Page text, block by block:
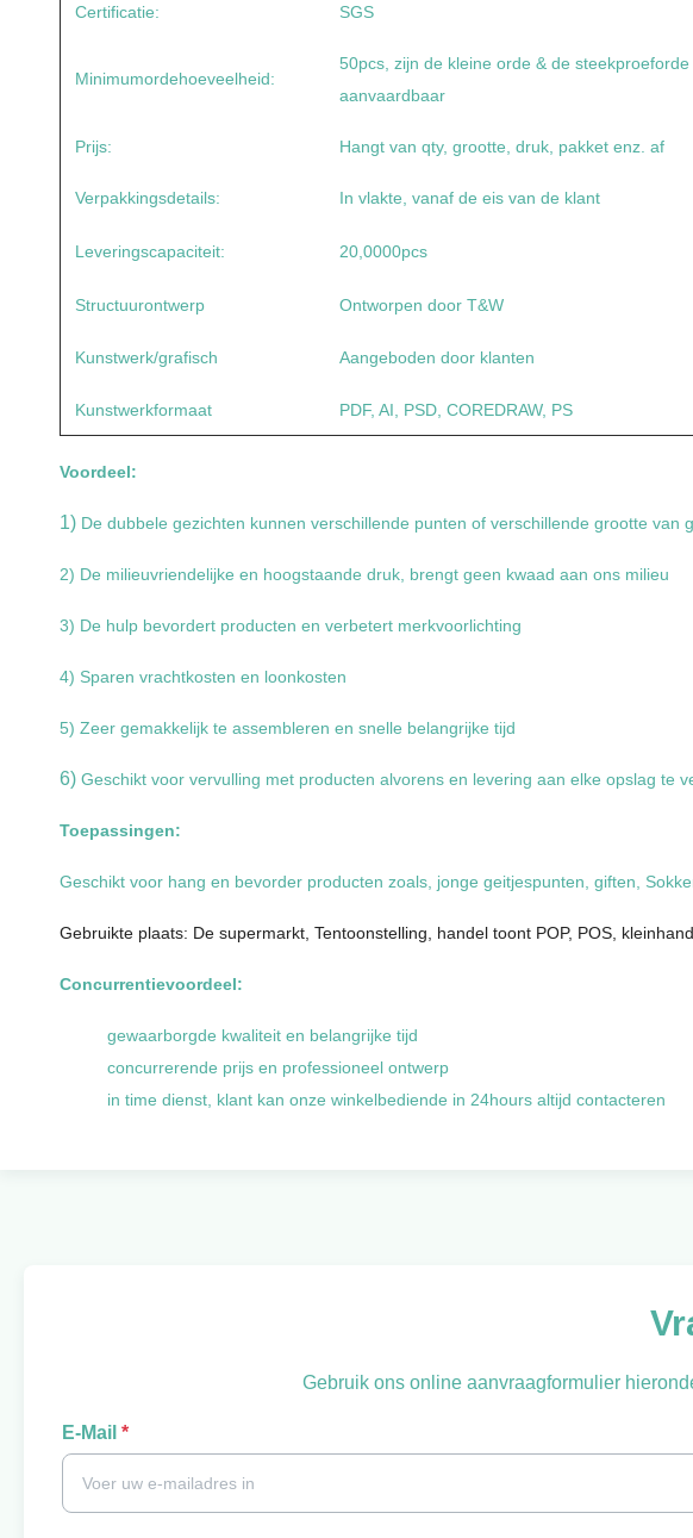
Certificatie: SGS
Minimumordehoeveelheid:
50pcs, zijn de kleine orde & de steekproeforde
aanvaardbaar
Prijs: Hangt van qty, grootte, druk, pakket enz. af
Verpakkingsdetails: In vlakte, vanaf de eis van de klant
Leveringscapaciteit: 20,0000pcs
Structuurontwerp Ontworpen door T&W
Kunstwerk/grafisch Aangeboden door klanten
Kunstwerkformaat PDF, AI, PSD, COREDRAW, PS
Voordeel:
1) De dubbele gezichten kunnen verschillende punten of verschillende grootte van
2) De milieuvriendelijke en hoogstaande druk, brengt geen kwaad aan ons milieu
3) De hulp bevordert producten en verbetert merkvoorlichting
4) Sparen vrachtkosten en loonkosten
5) Zeer gemakkelijk te assembleren en snelle belangrijke tijd
6) Geschikt voor vervulling met producten alvorens en levering aan elke opslag te
Toepassingen:
Geschikt voor hang en bevorder producten zoals, jonge geitjespunten, giften,
Gebruikte plaats: De supermarkt, Tentoonstelling, handel toont POP, POS,
Concurrentievoordeel:
gewaarborgde kwaliteit en belangrijke tijd
concurrerende prijs en professioneel ontwerp
in time dienst, klant kan onze winkelbediende in 24hours altijd contacteren
Gebruik ons online aanvraagformulier
E-Mail *